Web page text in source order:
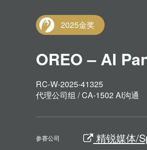
2025金奖
OREO – AI
RC-W-2025-41325
代理公司组 / CA-1502 AI沟通
参赛公司 精锐媒体/